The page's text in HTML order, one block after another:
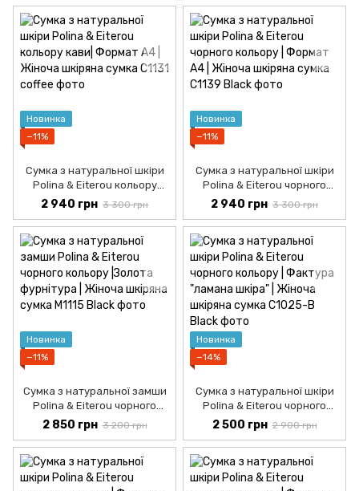
шкіряна сумка
сумка
Новинка
−11%
Сумка з натуральної шкіри
Polina & Eiterou кольору
кави| Формат А4 | Жіноча
шкіряна сумка
2 940 грн 3 300 грн
Новинка
−11%
Сумка з натуральної шкіри
Polina & Eiterou чорного
кольору | Формат А4 |
Жіноча шкіряна сумка
2 940 грн 3 300 грн
Новинка
−11%
Сумка з натуральної замши
Polina & Eiterou чорного
кольору |Золота фурнітура |
Жіноча шкіряна сумка
2 850 грн 3 200 грн
Новинка
−14%
Сумка з натуральної шкіри
Polina & Eiterou чорного
кольору | Фактура "ламана
шкіра" | Жіноча шкіряна
сумка
2 500 грн 2 900 грн